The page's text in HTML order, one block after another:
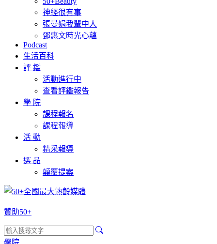
神經很有事
張曼娟我輩中人
鄧惠文時光心蘊
Podcast
生活百科
評 鑑
活動進行中
查看評鑑報告
學 院
課程報名
課程報導
活 動
精采報導
選 品
顛覆提案
贊助50+
學院